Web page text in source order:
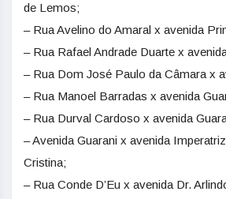
de Lemos;
– Rua Avelino do Amaral x avenida
– Rua Rafael Andrade Duarte x
– Rua Dom José Paulo da Câmara x
– Rua Manoel Barradas x avenida
– Rua Durval Cardoso x avenida
– Avenida Guarani x avenida
Cristina;
– Rua Conde D’Eu x avenida Dr.